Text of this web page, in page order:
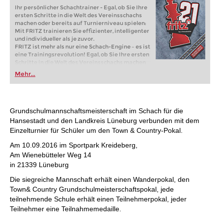
Ihr persönlicher Schachtrainer - Egal, ob Sie Ihre
ersten Schritte in die Welt des Vereinsschachs
machen oder bereits auf Turnierniveau spielen:
Mit FRITZ trainieren Sie effizienter, intelligenter
und individueller als je zuvor.
FRITZ ist mehr als nur eine Schach-Engine – es ist
eine Trainingsrevolution! Egal, ob Sie Ihre ersten
Schritte in die Welt des Vereinsschachs machen
oder bereits auf Turnierniveau spielen: Mit
FRITZ trainieren Sie effizienter, intelligenter und
individueller als je zuvor.
Mehr...
Grundschulmannschaftsmeisterschaft im Schach für die
Hansestadt und den Landkreis Lüneburg verbunden mit dem
Einzelturnier für Schüler um den Town & Country-Pokal.
Am 10.09.2016 im Sportpark Kreideberg,
Am Wienebütteler Weg 14
in 21339 Lüneburg
Die siegreiche Mannschaft erhält einen Wanderpokal, den
Town& Country Grundschulmeisterschaftspokal, jede
teilnehmende Schule erhält einen Teilnehmerpokal, jeder
Teilnehmer eine Teilnahmemedaille.